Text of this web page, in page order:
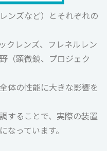
ンズなど）とそれぞれの
クレンズ、フレネルレン
（顕微鏡、プロジェク
体の性能に大きな影響を
することで、実際の装置
っています。